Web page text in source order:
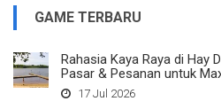
GAME TERBARU
Rahasia Kaya Raya di Hay
Pasar & Pesanan untuk
17 Jul 2026